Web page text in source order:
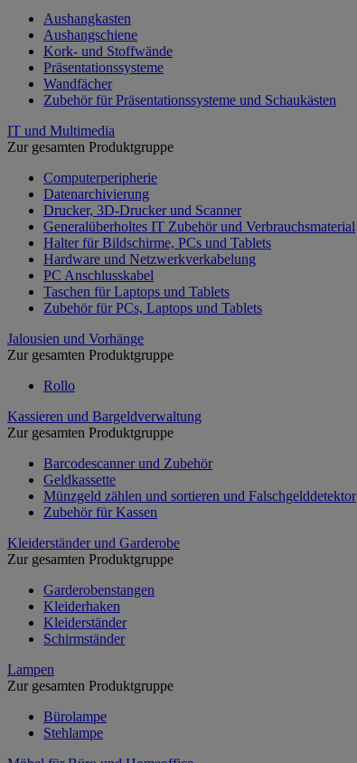
Aushangkasten
Aushangschiene
Kork- und Stoffwände
Präsentationssysteme
Wandfächer
Zubehör für Präsentationssysteme und Schaukästen
IT und Multimedia
Zur gesamten Produktgruppe
Computerperipherie
Datenarchivierung
Drucker, 3D-Drucker und Scanner
Generalüberholtes IT Zubehör und Verbrauchsmaterial
Halter für Bildschirme, PCs und Tablets
Hardware und Netzwerkverkabelung
PC Anschlusskabel
Taschen für Laptops und Tablets
Zubehör für PCs, Laptops und Tablets
Jalousien und Vorhänge
Zur gesamten Produktgruppe
Rollo
Kassieren und Bargeldverwaltung
Zur gesamten Produktgruppe
Barcodescanner und Zubehör
Geldkassette
Münzgeld zählen und sortieren und Falschgelddetektor
Zubehör für Kassen
Kleiderständer und Garderobe
Zur gesamten Produktgruppe
Garderobenstangen
Kleiderhaken
Kleiderständer
Schirmständer
Lampen
Zur gesamten Produktgruppe
Bürolampe
Stehlampe